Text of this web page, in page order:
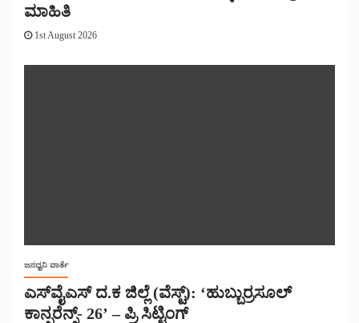
ಮಾಹಿತಿ
1st August 2026
ಜನಧ್ವನಿ ವಾರ್ತೆ
ಎಸ್‌ವೈಎಸ್ ದ.ಕ ಜಿಲ್ಲೆ (ವೆಸ್ಟ್): ‘ಹುಬ್ಬುರ್ರಸೂಲ್
ಕಾನ್ಫರೆನ್ಸ್- 26’ – ಪ್ರಿ ಸಿಟ್ಟಿಂಗ್